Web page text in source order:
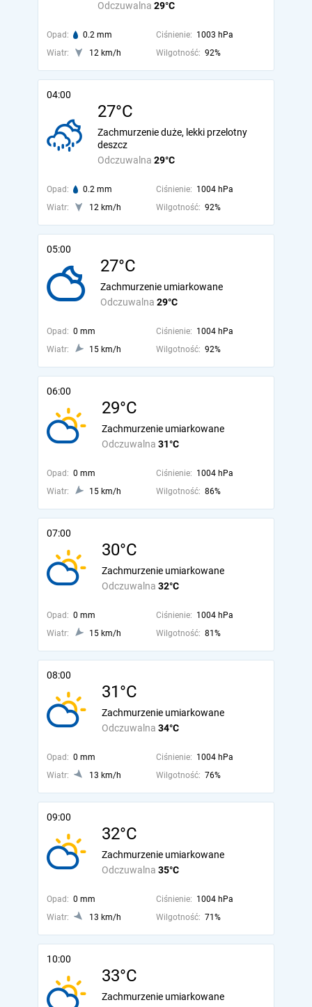
Odczuwalna 29°C
Opad: 0.2 mm Ciśnienie: 1003 hPa
Wiatr:
12 km/h Wilgotność: 92%
04:00
27°C
Odczuwalna 29°C
Zachmurzenie duże, lekki przelotny
deszcz
Opad: 0.2 mm Ciśnienie: 1004 hPa
Wiatr:
12 km/h Wilgotność: 92%
05:00
27°C
Odczuwalna 29°C
Zachmurzenie umiarkowane
Opad: 0 mm Ciśnienie: 1004 hPa
Wiatr:
15 km/h Wilgotność: 92%
06:00
29°C
Odczuwalna 31°C
Zachmurzenie umiarkowane
Opad: 0 mm Ciśnienie: 1004 hPa
Wiatr:
15 km/h Wilgotność: 86%
07:00
30°C
Odczuwalna 32°C
Zachmurzenie umiarkowane
Opad: 0 mm Ciśnienie: 1004 hPa
Wiatr:
15 km/h Wilgotność: 81%
08:00
31°C
Odczuwalna 34°C
Zachmurzenie umiarkowane
Opad: 0 mm Ciśnienie: 1004 hPa
Wiatr:
13 km/h Wilgotność: 76%
09:00
32°C
Odczuwalna 35°C
Zachmurzenie umiarkowane
Opad: 0 mm Ciśnienie: 1004 hPa
Wiatr:
13 km/h Wilgotność: 71%
10:00
33°C
Zachmurzenie umiarkowane